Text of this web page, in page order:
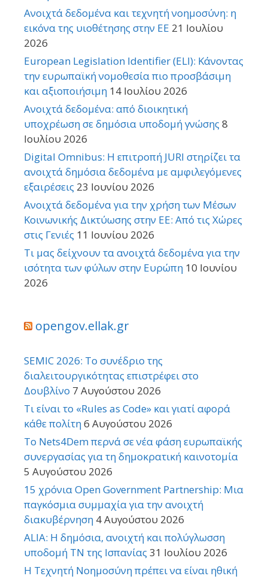
Ανοιχτά δεδομένα και τεχνητή νοημοσύνη: η
εικόνα της υιοθέτησης στην ΕΕ 21 Ιουλίου
2026
European Legislation Identifier (ELI): Κάνοντας
την ευρωπαϊκή νομοθεσία πιο προσβάσιμη
και αξιοποιήσιμη 14 Ιουλίου 2026
Ανοιχτά δεδομένα: από διοικητική
υποχρέωση σε δημόσια υποδομή γνώσης 8
Ιουλίου 2026
Digital Omnibus: Η επιτροπή JURI στηρίζει τα
ανοιχτά δημόσια δεδομένα με αμφιλεγόμενες
εξαιρέσεις 23 Ιουνίου 2026
Ανοιχτά δεδομένα για την χρήση των Μέσων
Κοινωνικής Δικτύωσης στην ΕΕ: Από τις Χώρες
στις Γενιές 11 Ιουνίου 2026
Τι μας δείχνουν τα ανοιχτά δεδομένα για την
ισότητα των φύλων στην Ευρώπη 10 Ιουνίου
2026
opengov.ellak.gr
SEMIC 2026: Το συνέδριο της
διαλειτουργικότητας επιστρέφει στο
Δουβλίνο 7 Αυγούστου 2026
Τι είναι το «Rules as Code» και γιατί αφορά
κάθε πολίτη6 Αυγούστου 2026
Το Nets4Dem περνά σε νέα φάση ευρωπαϊκής
συνεργασίας για τη δημοκρατική καινοτομία
5 Αυγούστου 2026
15 χρόνια Open Government Partnership: Μια
παγκόσμια συμμαχία για την ανοιχτή
διακυβέρνηση 4 Αυγούστου 2026
ALIA: Η δημόσια, ανοιχτή και πολύγλωσση
υποδομή ΤΝ της Ισπανίας 31 Ιουλίου 2026
Η Τεχνητή Νοημοσύνη πρέπει να είναι ηθική